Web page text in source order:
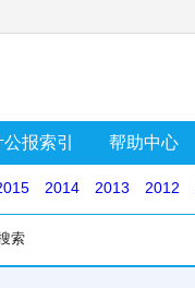
报索引 帮助中心
2014 2013 2012
索